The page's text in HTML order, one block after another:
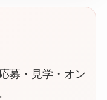
募・見学・オン